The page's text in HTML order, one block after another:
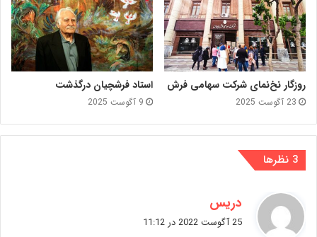
روزگار نخ‌نمای شرکت سهامی فرش
23 آگوست 2025
استاد فرشچیان درگذشت
9 آگوست 2025
‫3 نظرها
دریس
ف
25 آگوست 2022 در 11:12